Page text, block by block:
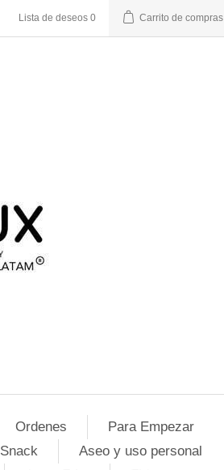
Lista de deseos 0 Carrito de compras
Ordenes
Para Empezar
Snack
Aseo y uso personal